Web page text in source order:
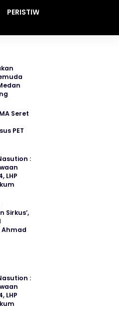
PERISTIWA
Seret
PET
:
LHP
Sirkus’,
Ahmad
:
LHP